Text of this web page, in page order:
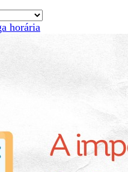
horária